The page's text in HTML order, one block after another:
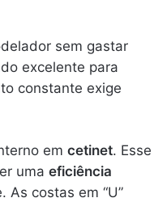
sem gastar
excelente para
constante exige
em cetinet. Esse
uma eficiência
costas em “U”